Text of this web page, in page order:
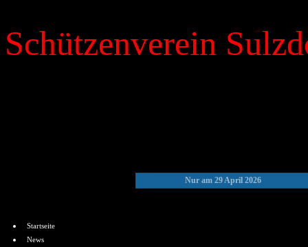
Schützenverein
Startseite
News
Nur am 29 April 2026